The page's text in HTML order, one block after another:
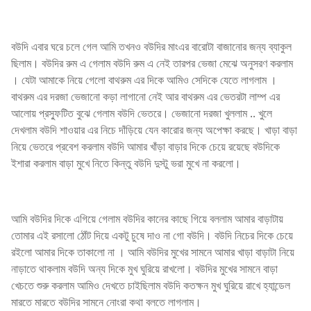
বউদি এবার ঘরে চলে গেল আমি তখনও বউদির মাংএর বারোটা বাজানোর জন্য ব্যাকুল
ছিলাম। বউদির রুম এ গেলাম বউদি রুম এ নেই তারপর ভেজা মেঝে অনুসরণ করলাম
। যেটা আমাকে নিয়ে গেলো বাথরুম এর দিকে আমিও সেদিকে যেতে লাগলাম ।
বাথরুম এর দরজা ভেজানো কড়া লাগানো নেই আর বাথরুম এর ভেতরটা লাম্প এর
আলোয় প্রস্ফুটিত বুঝে গেলাম বউদি ভেতরে। ভেজানো দরজা খুললাম .. খুলে
দেখলাম বউদি শাওয়ার এর নিচে দাঁড়িয়ে যেন কারোর জন্য অপেক্ষা করছে। খাড়া বাড়া
নিয়ে ভেতরে প্রবেশ করলাম বউদি আমার খাঁড়া বাড়ার দিকে চেয়ে রয়েছে বউদিকে
ইশারা করলাম বাড়া মুখে নিতে কিন্তু বউদি দুস্টু ভরা মুখে না করলো।
আমি বউদির দিকে এগিয়ে গেলাম বউদির কানের কাছে গিয়ে বললাম আমার বাড়াটায়
তোমার এই রসালো ঠোঁট দিয়ে একটু চুষে দাও না গো বউদি। বউদি নিচের দিকে চেয়ে
রইলো আমার দিকে তাকালো না । আমি বউদির মুখের সামনে আমার খাড়া বাড়াটা নিয়ে
নাড়াতে থাকলাম বউদি অন্য দিকে মুখ ঘুরিয়ে রাখলো। বউদির মুখের সামনে বাড়া
খেচতে শুরু করলাম আমিও দেখতে চাইছিলাম বউদি কতক্ষন মুখ ঘুরিয়ে রাখে হ্যান্ডেল
মারতে মারতে বউদির সামনে নোংরা কথা বলতে লাগলাম।